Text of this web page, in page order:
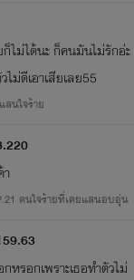
ยที่หล่อนมอบดวง
เข้าไปฉุดกระชากลา
บ้าบิ่น
าแต่งงานแล้วแล้วแ
น้าลีน่าอย่างจังก่อนห
ก็ไม่ได้นะ ก็คนมันไม่รักอ่ะ
ม่ดีเอาเสียเลย55
นใจร้าย
คนใจร้ายที่เคยแสนอบอุ่น
หรอกเพราะเธอทำตัวไม่